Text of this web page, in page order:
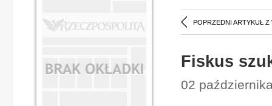
POPRZEDNI ARTYKUŁ Z
Fiskus
02